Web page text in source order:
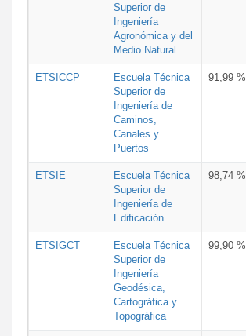
Superior de
Ingeniería
Agronómica y del
Medio Natural
ETSICCP
Escuela Técnica
Superior de
Ingeniería de
Caminos,
Canales y
Puertos
91,99 %
ETSIE
Escuela Técnica
Superior de
Ingeniería de
Edificación
98,74 %
ETSIGCT
Escuela Técnica
Superior de
Ingeniería
Geodésica,
Cartográfica y
Topográfica
99,90 %